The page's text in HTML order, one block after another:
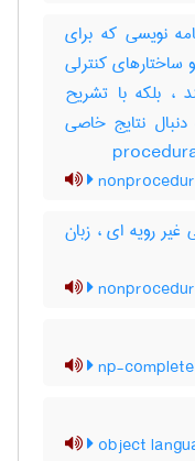
نویسی که برای
ساختارهای کنترلی
، بلکه با تشریح
نتایج خاصی
غیر رویه ای ، زبان
np-
object